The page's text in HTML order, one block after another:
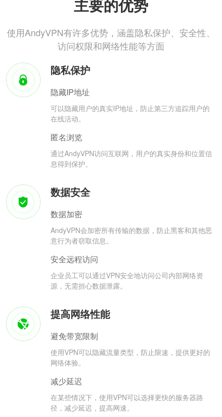
主要的优势
使用AndyVPN有许多优势，涵盖隐私保护、安全性、
访问权限和网络性能等方面
隐私保护
隐藏IP地址
可以隐藏用户的真实IP地址，防止第三方追踪用户的
在线活动。
匿名浏览
通过AndyVPN访问互联网，用户的真实身份和位置信
息得到保护。
数据安全
数据加密
AndyVPN会加密所有传输的数据，防止黑客和其他恶
意行为者窃取信息。
安全远程访问
企业员工可以通过VPN安全地访问公司内部网络资
源，无需担心数据泄露。
提高网络性能
避免带宽限制
使用VPN可以隐藏流量类型，防止限速，提供更好的
网络体验。
减少延迟
在某些情况下，使用VPN可以选择更快的服务器路
径，减少延迟，提高网速。